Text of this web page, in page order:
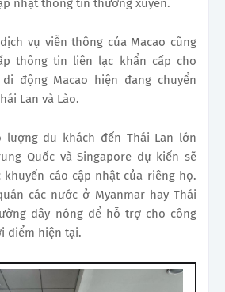
nhật thông tin thường xuyên.
vụ viễn thông của Macao cũng
thông tin liên lạc khẩn cấp cho
động Macao hiện đang chuyển
Lan và Lào.
lượng du khách đến Thái Lan lớn
Quốc và Singapore dự kiến ​​sẽ
cáo cập nhật của riêng họ.
các nước ở Myanmar hay Thái
dây nóng để hỗ trợ cho công
điểm hiện tại.